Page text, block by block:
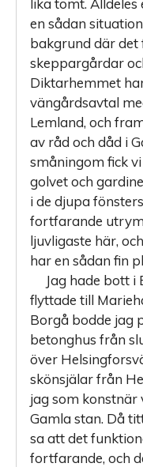
en sådan
bakgrund där det
skeppargårdar
Diktarhemmet
vängårdsavtal
Lemland, och
av råd och dåd i
småningom fick
golvet och
i de djupa
fortfarande
ljuvligaste här,
har en sådan fin
Jag hade bott i
flyttade till
Borgå bodde jag
betonghus från
över
skönsjälar från
jag som konstnär
Gamla stan. Då
sa att det
fortfarande, och